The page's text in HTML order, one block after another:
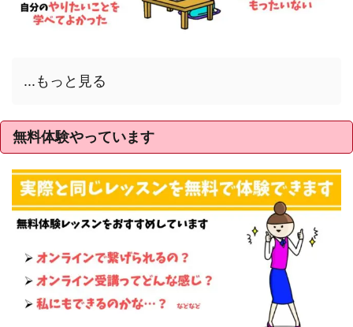
...もっと見る
無料体験やっています